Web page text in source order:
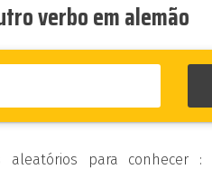
verbo em alemão
aleatórios para conhecer :